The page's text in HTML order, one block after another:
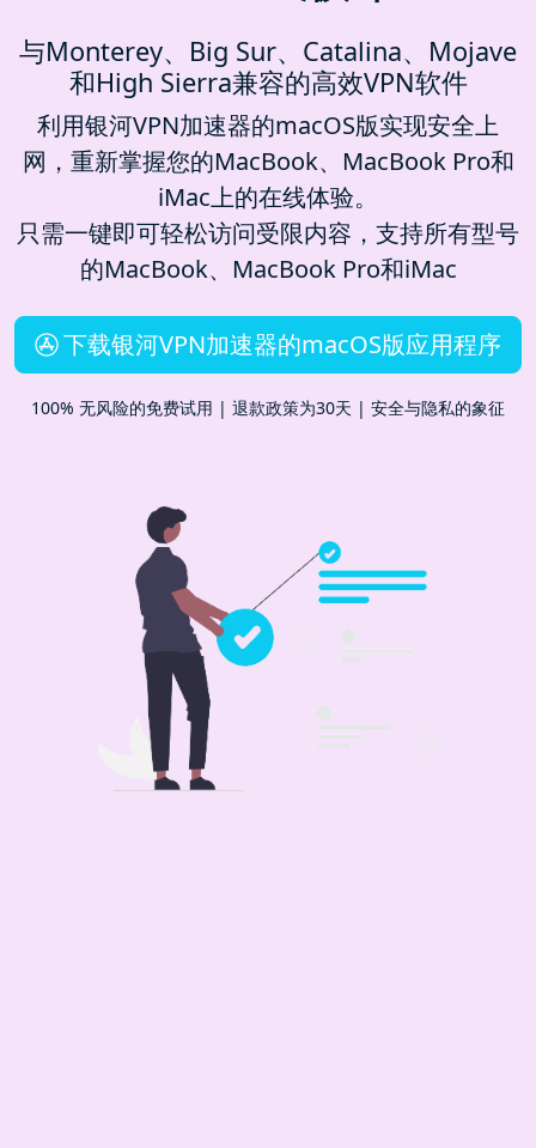
与Monterey、Big Sur、Catalina、Mojave
和High Sierra兼容的高效VPN软件
利用银河VPN加速器的macOS版实现安全上
网，重新掌握您的MacBook、MacBook Pro和
iMac上的在线体验。
只需一键即可轻松访问受限内容，支持所有型号
的MacBook、MacBook Pro和iMac
下载银河VPN加速器的macOS版应用程序
100% 无风险的免费试用 | 退款政策为30天 | 安全与隐私的象征